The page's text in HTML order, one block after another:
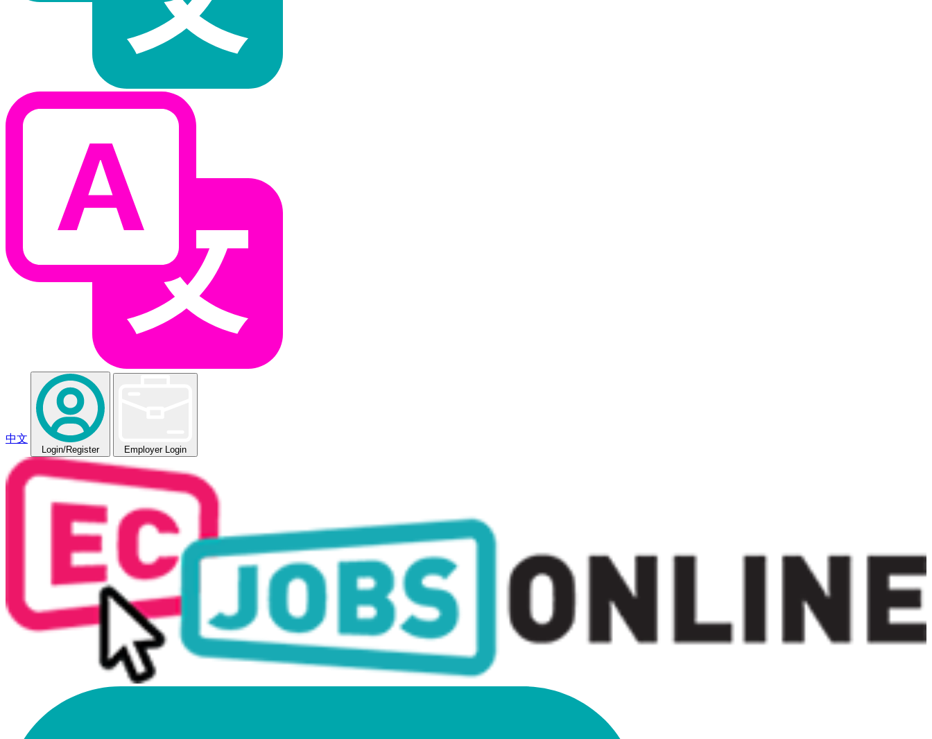
中文
Login/Register Employer Login